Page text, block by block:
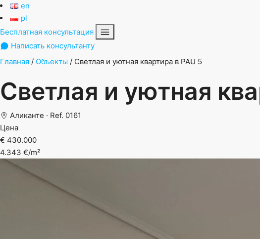
en
pl
Бесплатная консультация
Написать консультанту
Главная / Объекты / Светлая и уютная квартира в PAU 5
Светлая и уютная
Аликанте · Ref. 0161
Цена
€ 430.000
4.343 €/m²